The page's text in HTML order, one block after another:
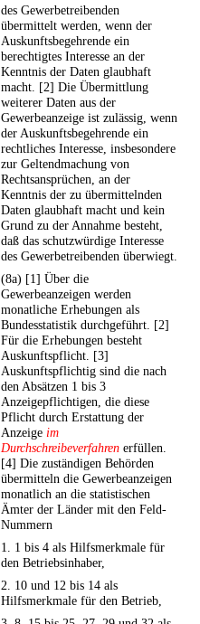
des Gewerbetreibenden
übermittelt werden, wenn der
Auskunftsbegehrende ein
berechtigtes Interesse an der
Kenntnis der Daten glaubhaft
macht. [2] Die Übermittlung
weiterer Daten aus der
Gewerbeanzeige ist zulässig, wenn
der Auskunftsbegehrende ein
rechtliches Interesse, insbesondere
zur Geltendmachung von
Rechtsansprüchen, an der
Kenntnis der zu übermittelnden
Daten glaubhaft macht und kein
Grund zu der Annahme besteht,
daß das schutzwürdige Interesse
des Gewerbetreibenden überwiegt.
(8a) [1] Über die
Gewerbeanzeigen werden
monatliche Erhebungen als
Bundesstatistik durchgeführt. [2]
Für die Erhebungen besteht
Auskunftspflicht. [3]
Auskunftspflichtig sind die nach
den Absätzen 1 bis 3
Anzeigepflichtigen, die diese
Pflicht durch Erstattung der
Anzeige im
Durchschreibeverfahren erfüllen.
[4] Die zuständigen Behörden
übermitteln die Gewerbeanzeigen
monatlich an die statistischen
Ämter der Länder mit den Feld-
Nummern
1. 1 bis 4 als Hilfsmerkmale für
den Betriebsinhaber,
2. 10 und 12 bis 14 als
Hilfsmerkmale für den Betrieb,